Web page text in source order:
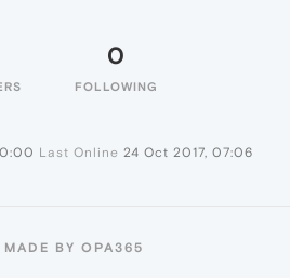
0
FOLLOWING
Last Online 24 Oct 2017, 07:06
BY OPA365